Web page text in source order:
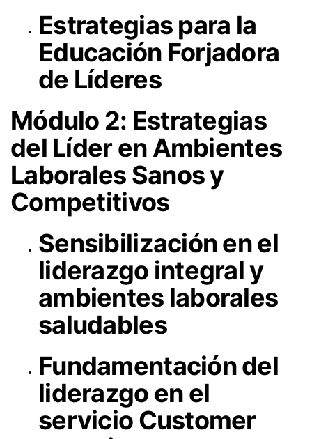
Estrategias para la
Educación Forjadora
de Líderes
Módulo 2: Estrategias
del Líder en Ambientes
Laborales Sanos y
Competitivos
Sensibilización en el
liderazgo integral y
ambientes laborales
saludables
Fundamentación del
liderazgo en el
servicio Customer